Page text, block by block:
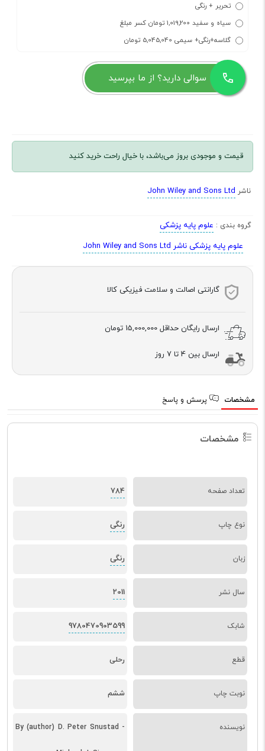
تحریر + رنگی
سیاه و سفید 1,019,200 تومان کسر مبلغ
گلاسه+رنگی+ سیمی 5,045,040 تومان
سوالی دارید؟ از ما بپرسید
قیمت و موجودی بروز می‌باشد، با خیال راحت خرید کنید
ناشر John Wiley and Sons Ltd
گروه بندی : علوم پایه پزشکی
علوم پایه پزشکی ناشر John Wiley and Sons Ltd
گارانتی اصالت و سلامت فیزیکی کالا
ارسال رایگان حداقل 15,000,000 تومان
ارسال بین 4 تا 7 روز
مشخصات پرسش و پاسخ
مشخصات
تعداد صفحه 784
نوع چاپ رنگی
زبان رنگی
سال نشر 2011
شابک 9780470903599
قطع رحلی
نوبت چاپ ششم
نویسنده By (author) D. Peter Snustad -